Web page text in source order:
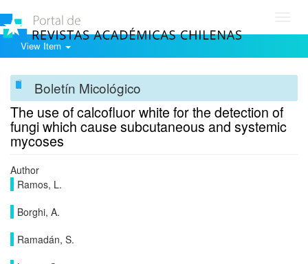
View Item
Boletín Micológico
The use of calcofluor white for the detection of
fungi which cause subcutaneous and systemic
mycoses
Author
Ramos, L.
Borghi, A.
Ramadán, S.